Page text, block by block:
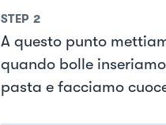
STEP 2
A questo punto
quando bolle
pasta e facciamo